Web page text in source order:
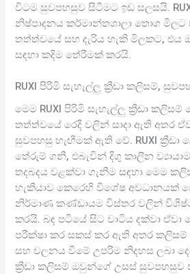
විටම සුවපහසුව සිටීමට ඉඩ සලසයි.
නිෂ්පාදනය කර්මාන්තශාලා තොග මිලට
තත්ත්වයේ සහ දැරිය හැකි මිලකට, එය
සඳහා කදිම තේරීමක් කරයි.
RUXI පිරිමි සැහැල්ලු ක්‍රීඩා කලිසම්,
මෙම RUXI පිරිමි සැහැල්ලු ක්‍රීඩා
තත්ත්වයේ රෙදි වලින් සාදා ඇති අතර
සුවපහසු හැඟීමක් ඇති වේ. RUXI ක්‍රීඩා
තේරුම් ගනී, එබැවින් දිගු කාලීන
තදබදය වළක්වා ගැනීම සඳහා මෙම
හැකියාව කෙරෙහි විශේෂ අවධානයක්
නිර්මාණ කණ්ඩායම විස්තර වලින්
කරයි. බඳ පටියේ සිට වාටිය දක්වා
පරීක්ෂා කර සකස් කර ඇති අතර කලිසම්
සහ චලනය වීමේ උපරිම නිදහස ලබා
ක්‍රීඩා කලිසම් ඔවුන්ගේ උසස් සුවපහසුව